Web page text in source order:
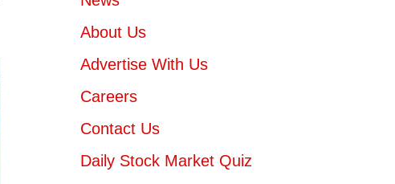
About Us
Advertise With Us
Careers
Contact Us
Daily Stock Market Quiz